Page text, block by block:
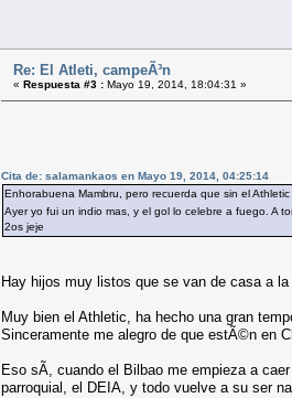
Re: El Atleti, campeÃ³n
« Respuesta #3 : Mayo 19, 2014, 18:04:31 »
Cita de: salamankaos en Mayo 19, 2014, 04:25:14
Enhorabuena Mambru, pero recuerda que sin el
Ayer yo fui un indio mas, y el gol lo celebre a fuego. A
2os jeje
Hay hijos muy listos que se van de casa a
Muy bien el Athletic, ha hecho una gran
Sinceramente me alegro de que estÃ©n en
Eso sÃ­, cuando el Bilbao me empieza a
parroquial, el DEIA, y todo vuelve a su ser